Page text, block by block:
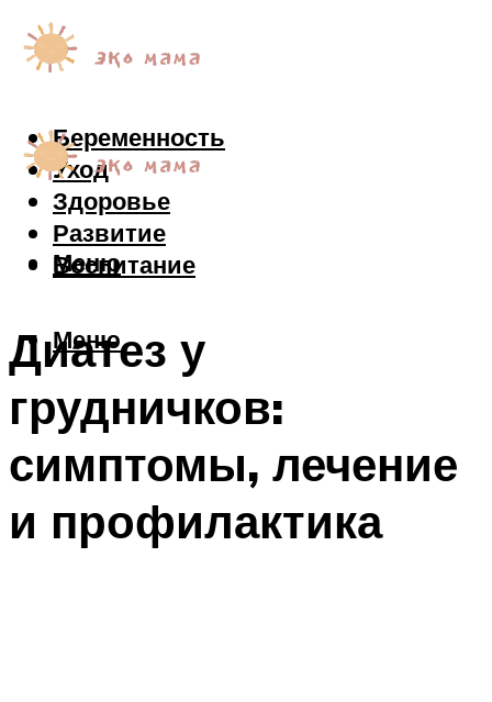
Беременность
Уход
Здоровье
Развитие
Воспитание
Меню
Меню
Диатез у
грудничков:
симптомы, лечение
и профилактика